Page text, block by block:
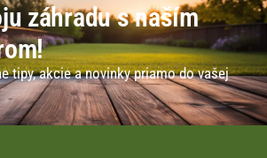
záhradu s naším
tipy, akcie a novinky priamo do vašej